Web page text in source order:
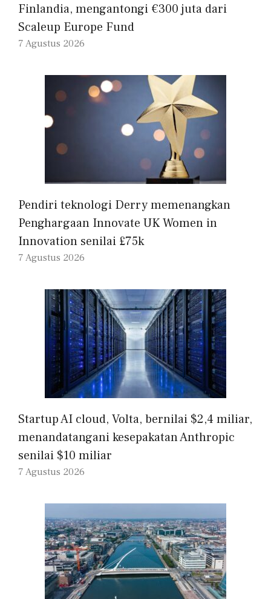
Finlandia, mengantongi €300 juta dari
Scaleup Europe Fund
7 Agustus 2026
Pendiri teknologi Derry memenangkan
Penghargaan Innovate UK Women in
Innovation senilai £75k
7 Agustus 2026
Startup AI cloud, Volta, bernilai $2,4 miliar,
menandatangani kesepakatan Anthropic
senilai $10 miliar
7 Agustus 2026